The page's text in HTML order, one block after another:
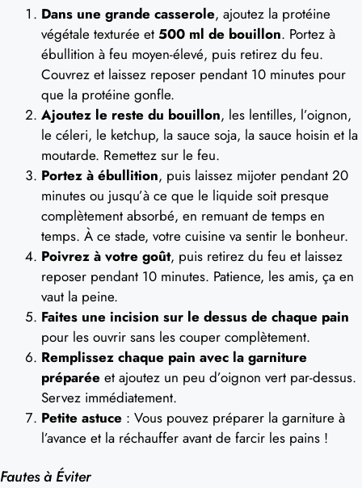
Dans une grande casserole, ajoutez la protéine
végétale texturée et 500 ml de bouillon. Portez à
ébullition à feu moyen-élevé, puis retirez du feu.
Couvrez et laissez reposer pendant 10 minutes pour
que la protéine gonfle.
Ajoutez le reste du bouillon, les lentilles, l’oignon,
le céleri, le ketchup, la sauce soja, la sauce hoisin et la
moutarde. Remettez sur le feu.
Portez à ébullition, puis laissez mijoter pendant 20
minutes ou jusqu’à ce que le liquide soit presque
complètement absorbé, en remuant de temps en
temps. À ce stade, votre cuisine va sentir le bonheur.
Poivrez à votre goût, puis retirez du feu et laissez
reposer pendant 10 minutes. Patience, les amis, ça en
vaut la peine.
Faites une incision sur le dessus de chaque pain
pour les ouvrir sans les couper complètement.
Remplissez chaque pain avec la garniture
préparée et ajoutez un peu d’oignon vert par-dessus.
Servez immédiatement.
Petite astuce : Vous pouvez préparer la garniture à
l’avance et la réchauffer avant de farcir les pains !
Fautes à Éviter